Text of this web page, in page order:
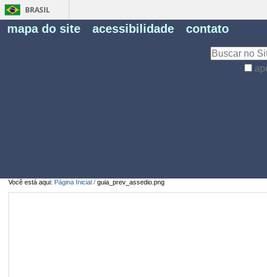
BRASIL
mapa do site acessibilidade contato
Você está aqui: Página Inicial / guia_prev_assedio.png